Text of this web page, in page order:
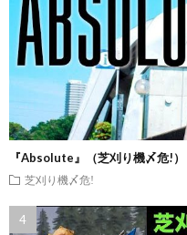
『Absolute』（芝刈り機〆危!）
芝刈り機〆危!